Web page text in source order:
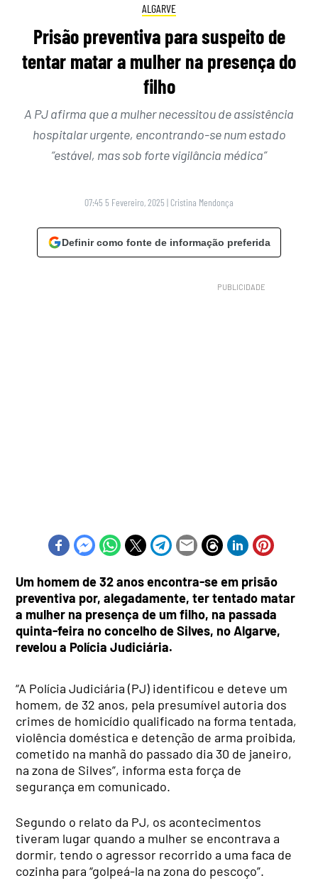
ALGARVE
Prisão preventiva para suspeito de
tentar matar a mulher na presença do
filho
A PJ afirma que a mulher necessitou de assistência
hospitalar urgente, encontrando-se num estado
“estável, mas sob forte vigilância médica”
07:45 5 Fevereiro, 2025 | Cristina Mendonça
Definir como fonte de informação preferida
Um homem de 32 anos encontra-se em prisão
preventiva por, alegadamente, ter tentado matar
a mulher na presença de um filho, na passada
quinta-feira no concelho de Silves, no Algarve,
revelou a Polícia Judiciária.
“A Polícia Judiciária (PJ) identificou e deteve um
homem, de 32 anos, pela presumível autoria dos
crimes de homicídio qualificado na forma tentada,
violência doméstica e detenção de arma proibida,
cometido na manhã do passado dia 30 de janeiro,
na zona de Silves”, informa esta força de
segurança em comunicado.
Segundo o relato da PJ, os acontecimentos
tiveram lugar quando a mulher se encontrava a
dormir, tendo o agressor recorrido a uma faca de
cozinha para “golpeá-la na zona do pescoço”.